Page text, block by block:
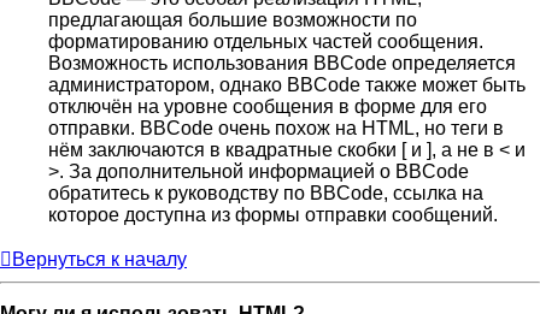
предлагающая большие возможности по
форматированию отдельных частей сообщения.
Возможность использования BBCode определяется
администратором, однако BBCode также может быть
отключён на уровне сообщения в форме для его
отправки. BBCode очень похож на HTML, но теги в
нём заключаются в квадратные скобки [ и ], а не в < и
>. За дополнительной информацией о BBCode
обратитесь к руководству по BBCode, ссылка на
которое доступна из формы отправки сообщений.
Вернуться к началу